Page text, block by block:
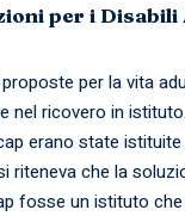
per i Disabili
per la vita
nel ricovero in
erano state
riteneva che la
fosse un istituto